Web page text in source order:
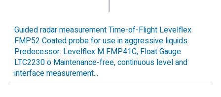
Guided radar measurement Time-of-Flight Levelflex
FMP52 Coated probe for use in aggressive liquids
Predecessor: Levelflex M FMP41C, Float Gauge
LTC2230 o Maintenance-free, continuous level and
interface measurement...